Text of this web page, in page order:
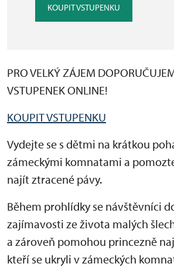
KOUPIT VSTUPENKU
PRO VELKÝ ZÁJEM
VSTUPENEK ONLINE!
KOUPIT VSTUPENKU
Vydejte se s dětmi na krátkou
zámeckými komnatami a
najít ztracené pávy.
Během prohlídky se návštěvníci
zajímavosti ze života malých
a zároveň pomohou princezně
kteří se ukryli v zámeckých